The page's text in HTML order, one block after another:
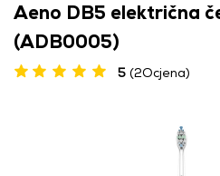
Aeno DB5 električna
(ADB0005)
5 (2Ocjena)